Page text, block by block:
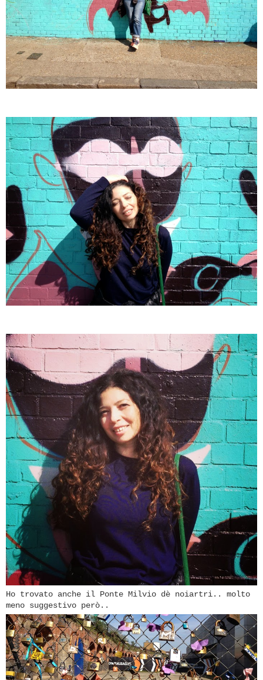
Ho trovato anche il Ponte Milvio dè noiartri.. molto
meno suggestivo però..